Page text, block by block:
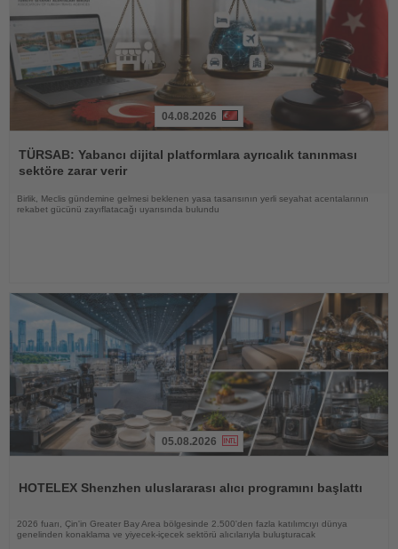
Oku
04.08.2026
TÜRSAB: Yabancı dijital platformlara ayrıcalık tanınması
sektöre zarar verir
Birlik, Meclis gündemine gelmesi beklenen yasa tasarısının yerli seyahat acentalarının
rekabet gücünü zayıflatacağı uyarısında bulundu
05.08.2026
HOTELEX Shenzhen uluslararası alıcı programını başlattı
2026 fuarı, Çin'in Greater Bay Area bölgesinde 2.500'den fazla katılımcıyı dünya
genelinden konaklama ve yiyecek-içecek sektörü alıcılarıyla buluşturacak